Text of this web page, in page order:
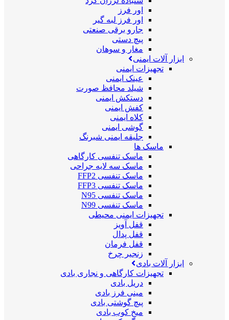
اور فرز
اور فرز لبه گیر
جارو برقی صنعتی
پیچ دستی
مغار و سوهان
ابزار آلات ایمنی
تجهیزات ایمنی
عینک ایمنی
شیلد محافظ صورت
دستکش ایمنی
کفش ایمنی
کلاه ایمنی
گوشی ایمنی
جلیقه ایمنی شبرنگ
ماسک ها
ماسک تنفسی کارگاهی
ماسک سه لایه جراحی
ماسک تنفسی FFP2
ماسک تنفسی FFP3
ماسک تنفسی N95
ماسک تنفسی N99
تجهیزات ایمنی محیطی
قفل آویز
قفل پدال
قفل فرمان
زنجیر چرخ
ابزار آلات بادی
تجهیزات کارگاهی و نجاری بادی
دریل بادی
مینی فرز بادی
پیچ گوشتی بادی
میخ کوب بادی